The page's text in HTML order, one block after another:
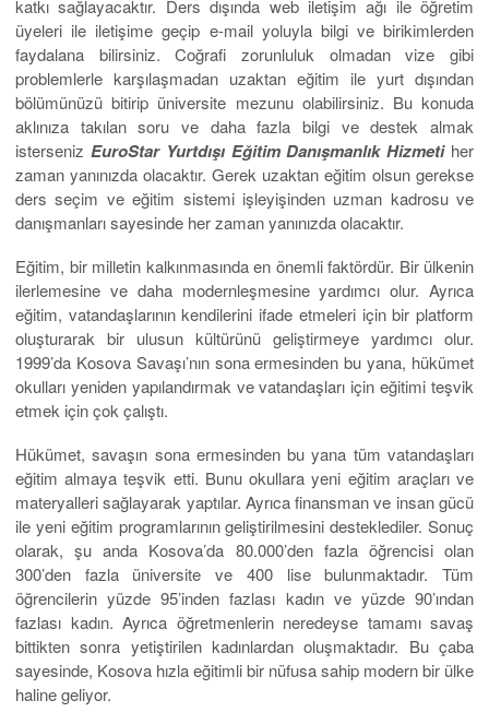
katkı sağlayacaktır. Ders dışında web iletişim ağı ile öğretim
üyeleri ile iletişime geçip e-mail yoluyla bilgi ve birikimlerden
faydalana bilirsiniz. Coğrafi zorunluluk olmadan vize gibi
problemlerle karşılaşmadan uzaktan eğitim ile yurt dışından
bölümünüzü bitirip üniversite mezunu olabilirsiniz. Bu konuda
aklınıza takılan soru ve daha fazla bilgi ve destek almak
isterseniz EuroStar Yurtdışı Eğitim Danışmanlık Hizmeti her
zaman yanınızda olacaktır. Gerek uzaktan eğitim olsun gerekse
ders seçim ve eğitim sistemi işleyişinden uzman kadrosu ve
danışmanları sayesinde her zaman yanınızda olacaktır.
Eğitim, bir milletin kalkınmasında en önemli faktördür. Bir ülkenin
ilerlemesine ve daha modernleşmesine yardımcı olur. Ayrıca
eğitim, vatandaşlarının kendilerini ifade etmeleri için bir platform
oluşturarak bir ulusun kültürünü geliştirmeye yardımcı olur.
1999’da Kosova Savaşı’nın sona ermesinden bu yana, hükümet
okulları yeniden yapılandırmak ve vatandaşları için eğitimi teşvik
etmek için çok çalıştı.
Hükümet, savaşın sona ermesinden bu yana tüm vatandaşları
eğitim almaya teşvik etti. Bunu okullara yeni eğitim araçları ve
materyalleri sağlayarak yaptılar. Ayrıca finansman ve insan gücü
ile yeni eğitim programlarının geliştirilmesini desteklediler. Sonuç
olarak, şu anda Kosova’da 80.000’den fazla öğrencisi olan
300’den fazla üniversite ve 400 lise bulunmaktadır. Tüm
öğrencilerin yüzde 95’inden fazlası kadın ve yüzde 90’ından
fazlası kadın. Ayrıca öğretmenlerin neredeyse tamamı savaş
bittikten sonra yetiştirilen kadınlardan oluşmaktadır. Bu çaba
sayesinde, Kosova hızla eğitimli bir nüfusa sahip modern bir ülke
haline geliyor.